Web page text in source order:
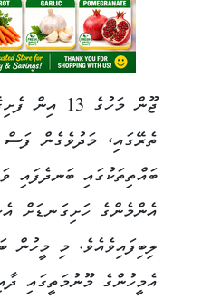
ތެރޭގައި، މަދުވެގެން
ބައްތިތަކުގައި ބަނދެފައި
އެންމެންގެ ހަށިގަނޑަށް
ލިބިފައިވެއެވެ. މި މީހުން
އެމީހުންގެ މޫނުމަތީގައި